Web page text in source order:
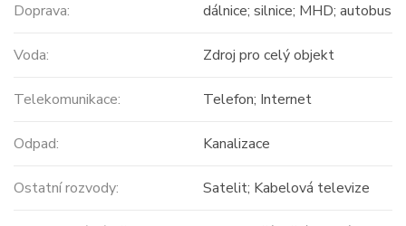
Doprava: dálnice; silnice; MHD; autobus
Voda: Zdroj pro celý objekt
Telekomunikace: Telefon; Internet
Odpad: Kanalizace
Ostatní rozvody: Satelit; Kabelová televize